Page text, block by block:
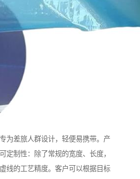
为差旅人群设计，轻便易携带。产
定制性：除了常规的宽度、长度，
线的工艺精度。客户可以根据目标